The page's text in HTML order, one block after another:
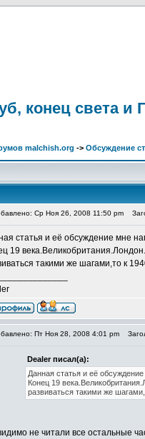
конец света и
malchish.org -> Обсуждение
Ср Ноя 26, 2008 11:50 pm
статья и её обсуждение мне
19
такими же шагами,то к
Пт Ноя 28, 2008 4:01 pm
Dealer писал(а):
Данная статья и её
Конец 19
развиваться такими же
не читали все остальные